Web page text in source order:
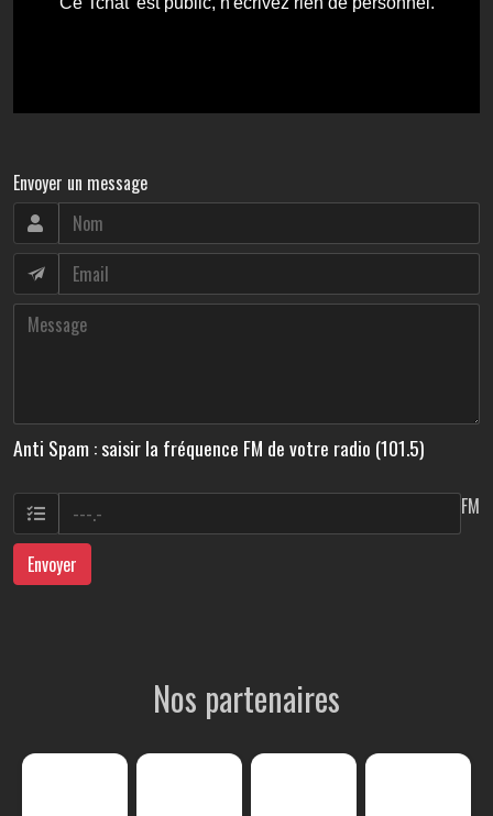
Envoyer un message
Anti Spam : saisir la fréquence FM de votre radio (101.5)
FM
Envoyer
Nos partenaires